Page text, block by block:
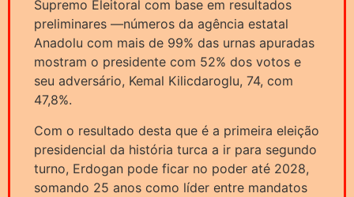
Supremo Eleitoral com base em resultados
preliminares —números da agência estatal
Anadolu com mais de 99% das urnas apuradas
mostram o presidente com 52% dos votos e
seu adversário, Kemal Kilicdaroglu, 74, com
47,8%.
Com o resultado desta que é a primeira eleição
presidencial da história turca a ir para segundo
turno, Erdogan pode ficar no poder até 2028,
somando 25 anos como líder entre mandatos